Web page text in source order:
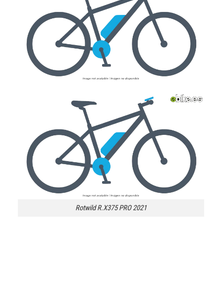
Rotwild R.X375 PRO 2021